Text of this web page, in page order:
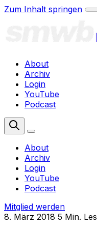
Zum Inhalt springen
About
Archiv
Login
YouTube
Podcast
About
Archiv
Login
YouTube
Podcast
Mitglied werden
8. März 2018 5 Min.